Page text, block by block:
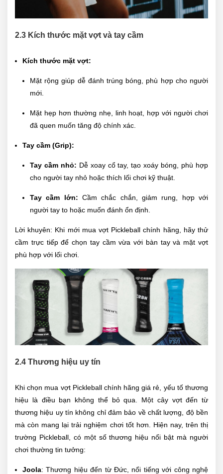
2.3 Kích thước mặt vợt và tay cầm
Kích thước mặt vợt:
Mặt rộng giúp dễ đánh trúng bóng, phù hợp cho người
mới.
Mặt hẹp hơn thường nhẹ, linh hoạt, hợp với người chơi
đã quen muốn tăng độ chính xác.
Tay cầm (Grip):
Tay cầm nhỏ: Dễ xoay cổ tay, tạo xoáy bóng, phù hợp
cho người tay nhỏ hoặc thích lối chơi kỹ thuật.
Tay cầm lớn: Cầm chắc chắn, giảm rung, hợp với
người tay to hoặc muốn đánh ổn định.
Lời khuyên: Khi mới mua vợt Pickleball chính hãng, hãy thử
cầm trực tiếp để chọn tay cầm vừa với bàn tay và mặt vợt
phù hợp với lối chơi.
2.4 Thương hiệu uy tín
Khi chọn mua vợt Pickleball chính hãng giá rẻ, yếu tố thương
hiệu là điều bạn không thể bỏ qua. Một cây vợt đến từ
thương hiệu uy tín không chỉ đảm bảo về chất lượng, độ bền
mà còn mang lại trải nghiệm chơi tốt hơn. Hiện nay, trên thị
trường Pickleball, có một số thương hiệu nổi bật mà người
chơi thường tin tưởng:
Joola: Thương hiệu đến từ Đức, nổi tiếng với công nghệ